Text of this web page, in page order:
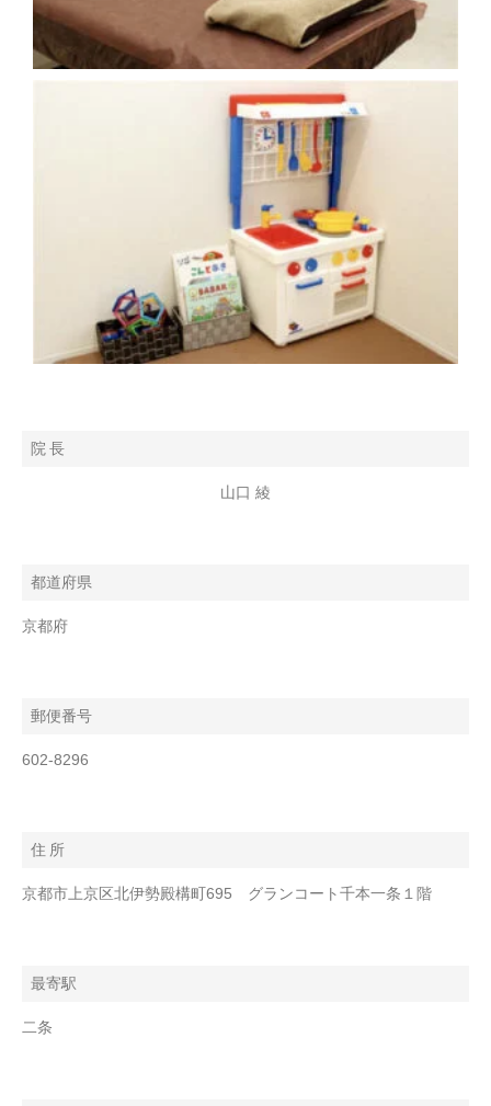
院 長
山口 綾
都道府県
京都府
郵便番号
602-8296
住 所
京都市上京区北伊勢殿構町695 グランコート千本一条１階
最寄駅
二条